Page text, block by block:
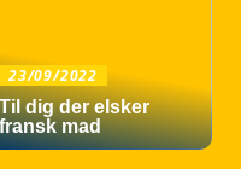
23/09/2022
Til dig der elsker
fransk mad